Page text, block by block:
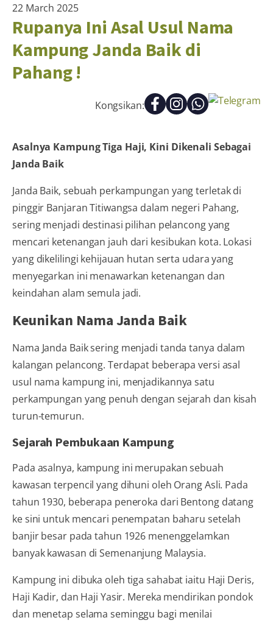
22 March 2025
Rupanya Ini Asal Usul Nama
Kampung Janda Baik di
Pahang !
Kongsikan:
Asalnya Kampung Tiga Haji, Kini Dikenali Sebagai
Janda Baik
Janda Baik, sebuah perkampungan yang terletak di
pinggir Banjaran Titiwangsa dalam negeri Pahang,
sering menjadi destinasi pilihan pelancong yang
mencari ketenangan jauh dari kesibukan kota. Lokasi
yang dikelilingi kehijauan hutan serta udara yang
menyegarkan ini menawarkan ketenangan dan
keindahan alam semula jadi.
Keunikan Nama Janda Baik
Nama Janda Baik sering menjadi tanda tanya dalam
kalangan pelancong. Terdapat beberapa versi asal
usul nama kampung ini, menjadikannya satu
perkampungan yang penuh dengan sejarah dan kisah
turun-temurun.
Sejarah Pembukaan Kampung
Pada asalnya, kampung ini merupakan sebuah
kawasan terpencil yang dihuni oleh Orang Asli. Pada
tahun 1930, beberapa peneroka dari Bentong datang
ke sini untuk mencari penempatan baharu setelah
banjir besar pada tahun 1926 menenggelamkan
banyak kawasan di Semenanjung Malaysia.
Kampung ini dibuka oleh tiga sahabat iaitu Haji Deris,
Haji Kadir, dan Haji Yasir. Mereka mendirikan pondok
dan menetap selama seminggu bagi menilai